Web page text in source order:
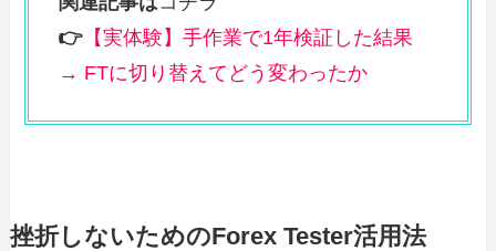
👉 【実体験】手作業で1年検証した結果
→ FTに切り替えてどう変わったか
挫折しないためのForex Tester活用法